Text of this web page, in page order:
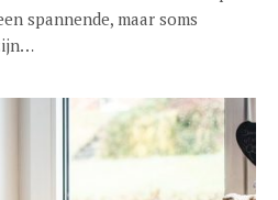
spannende, maar soms